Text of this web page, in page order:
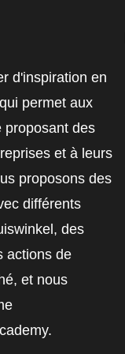
d'inspiration en
permet aux
proposant des
et à leurs
proposons des
différents
des
actions de
et nous